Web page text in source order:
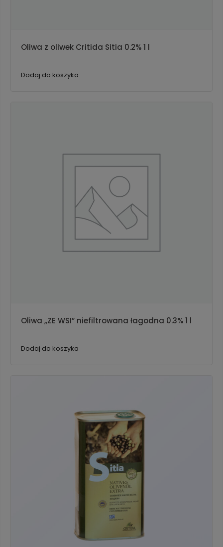
Oliwa z oliwek Critida Sitia 0.2% 1 l
Dodaj do koszyka
Oliwa „ZE WSI” niefiltrowana łagodna 0.3% 1 l
Dodaj do koszyka